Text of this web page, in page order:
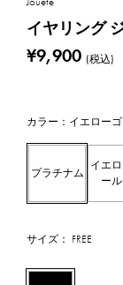
イヤリング
¥9,900 (税込)
カラー：イエロー
プラチナム
イエ
ー
サイズ： FREE